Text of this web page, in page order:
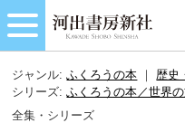
ジャンル:ふくろうの本 ｜歴史
シリーズ:ふくろうの本／世界
全集・シリーズ